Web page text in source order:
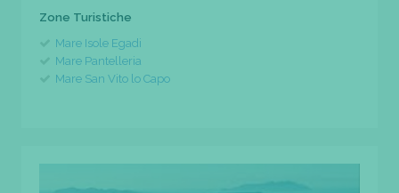
Zone Turistiche
Mare Isole Egadi
Mare Pantelleria
Mare San Vito lo Capo